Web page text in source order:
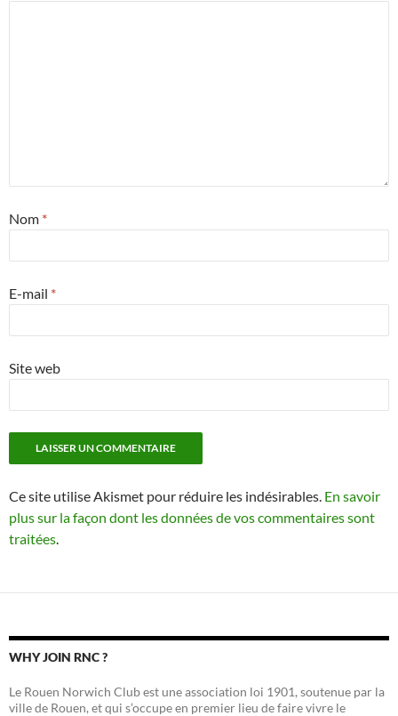
Nom *
E-mail *
Site web
Ce site utilise Akismet pour réduire les indésirables. En savoir
plus sur la façon dont les données de vos commentaires sont
traitées.
WHY JOIN RNC ?
Le Rouen Norwich Club est une association loi 1901, soutenue par la
ville de Rouen, et qui s’occupe en premier lieu de faire vivre le